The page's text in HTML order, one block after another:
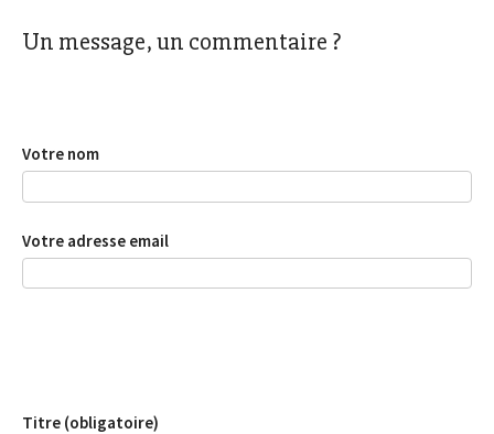
Un message, un commentaire ?
Votre nom
Votre adresse email
Titre (obligatoire)